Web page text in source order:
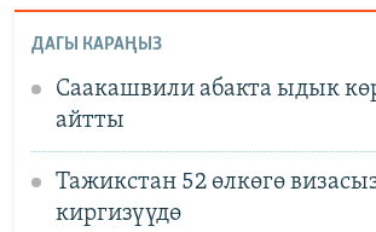
ДАГЫ КАРАҢЫЗ
Саакашвили абакта ыдык
айтты
Тажикстан 52 өлкөгө
киргизүүдө